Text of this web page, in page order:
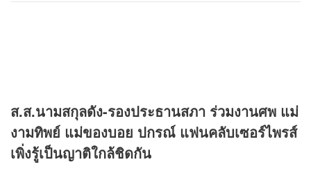
ส.ส.นามสกุลดัง-รองประธานสภา ร่วมงานศพ แม่
งามทิพย์ แม่ของบอย ปกรณ์ แฟนคลับเซอร์ไพรส์
เพิ่งรู้เป็นญาติใกล้ชิดกัน